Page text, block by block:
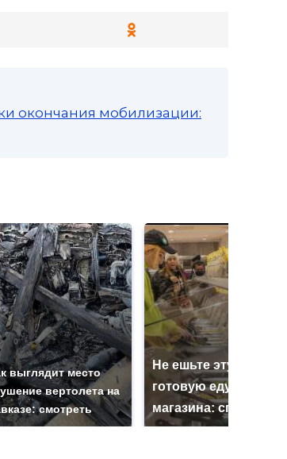
окончания мобилизации:
выглядит место
вертолета на
смотреть
Не ешьте эту
готовую еду из
магазина: список